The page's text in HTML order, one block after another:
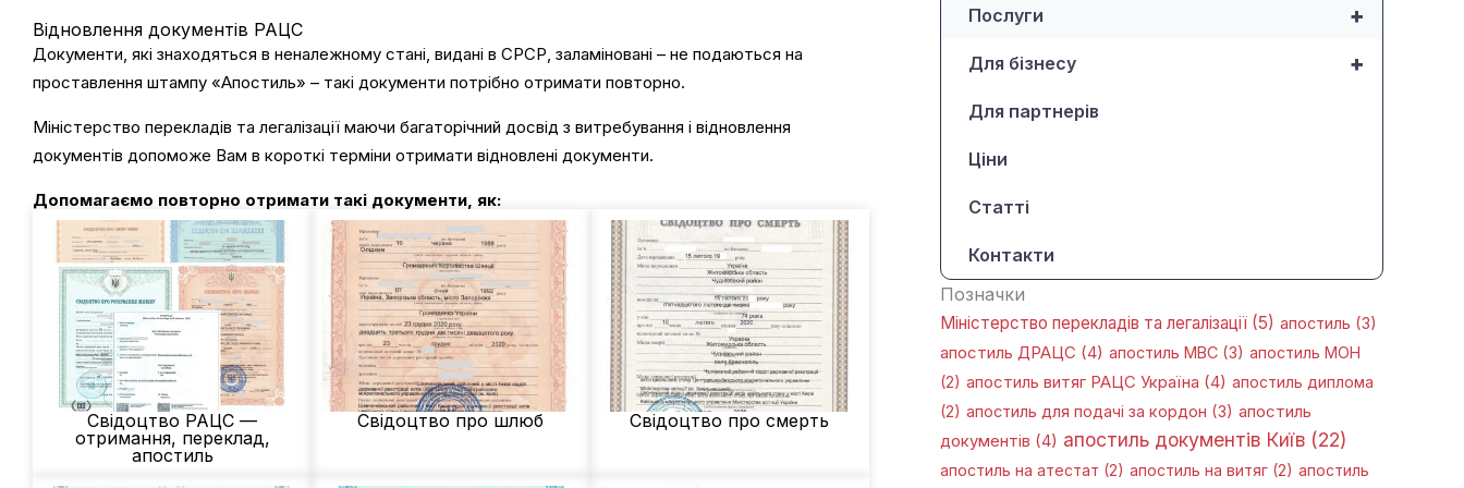
Відновлення документів РАЦС
Документи, які знаходяться в неналежному стані, видані в СРСР, заламіновані – не подаються на
проставлення штампу «Апостиль» – такі документи потрібно отримати повторно.
Міністерство перекладів та легалізації маючи багаторічний досвід з витребування і відновлення
документів допоможе Вам в короткі терміни отримати відновлені документи.
Допомагаємо повторно отримати такі документи, як:
Свідоцтво РАЦС —
отримання, переклад,
апостиль
Свідоцтво про шлюб Свідоцтво про смерть
+
Послуги
+
Для бізнесу
Для партнерів
Ціни
Статті
Контакти
Позначки
Міністерство перекладів та легалізації(5) апостиль (3)
апостиль ДРАЦС (4) апостиль МВС(3) апостиль МОН
(2) апостиль витяг РАЦС Україна (4) апостиль диплома
(2) апостиль для подачі за кордон (3) апостиль
документів (4) апостиль документів Київ(22)
апостиль на атестат (2) апостиль на витяг(2) апостиль